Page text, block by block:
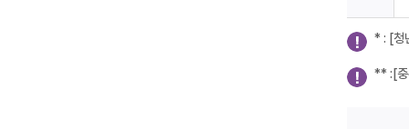
* : [청
** :[중